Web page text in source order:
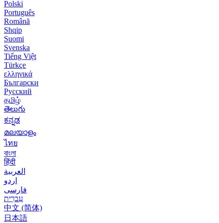
Polski
Português
Română
Shqip
Suomi
Svenska
Tiếng Việt
Türkçe
ελληνικά
Български
Русский
தமிழ்
తెలుగు
ಕನ್ನಡ
മലയാളം
ไทย
বাংলা
हिंदी
العربية
اردو
فارسی
עִברִית
中文 (简体)
日本語